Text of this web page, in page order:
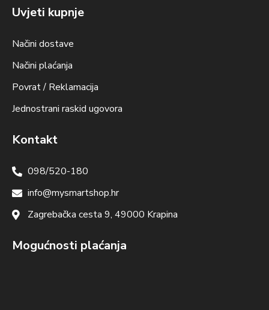
Uvjeti kupnje
Načini dostave
Načini plaćanja
Povrat / Reklamacija
Jednostrani raskid ugovora
Kontakt
098/520-180
info@mysmartshop.hr
Zagrebačka cesta 9, 49000 Krapina
Mogućnosti plaćanja